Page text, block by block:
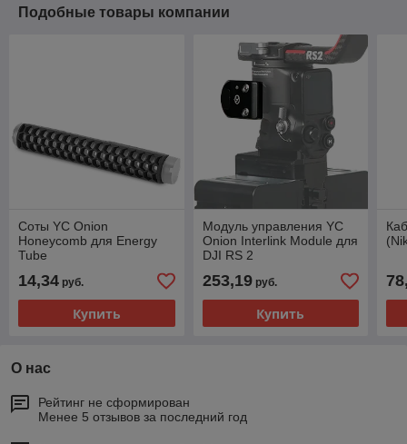
Подобные товары компании
Соты YC Onion
Honeycomb для Energy
Tube
14,34 руб.
Купить
Модуль управления YC
Onion Interlink Module для
DJI RS 2
253,19руб.
Купить
О нас
Рейтинг не сформирован
Менее 5 отзывов за последний год